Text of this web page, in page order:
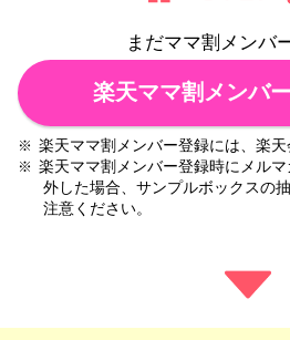
まだママ割メンバ
楽天ママ割メンバ
※ 楽天ママ割メンバー登録には、楽天
※ 楽天ママ割メンバー登録時にメル
外した場合、サンプルボックスの
注意ください。